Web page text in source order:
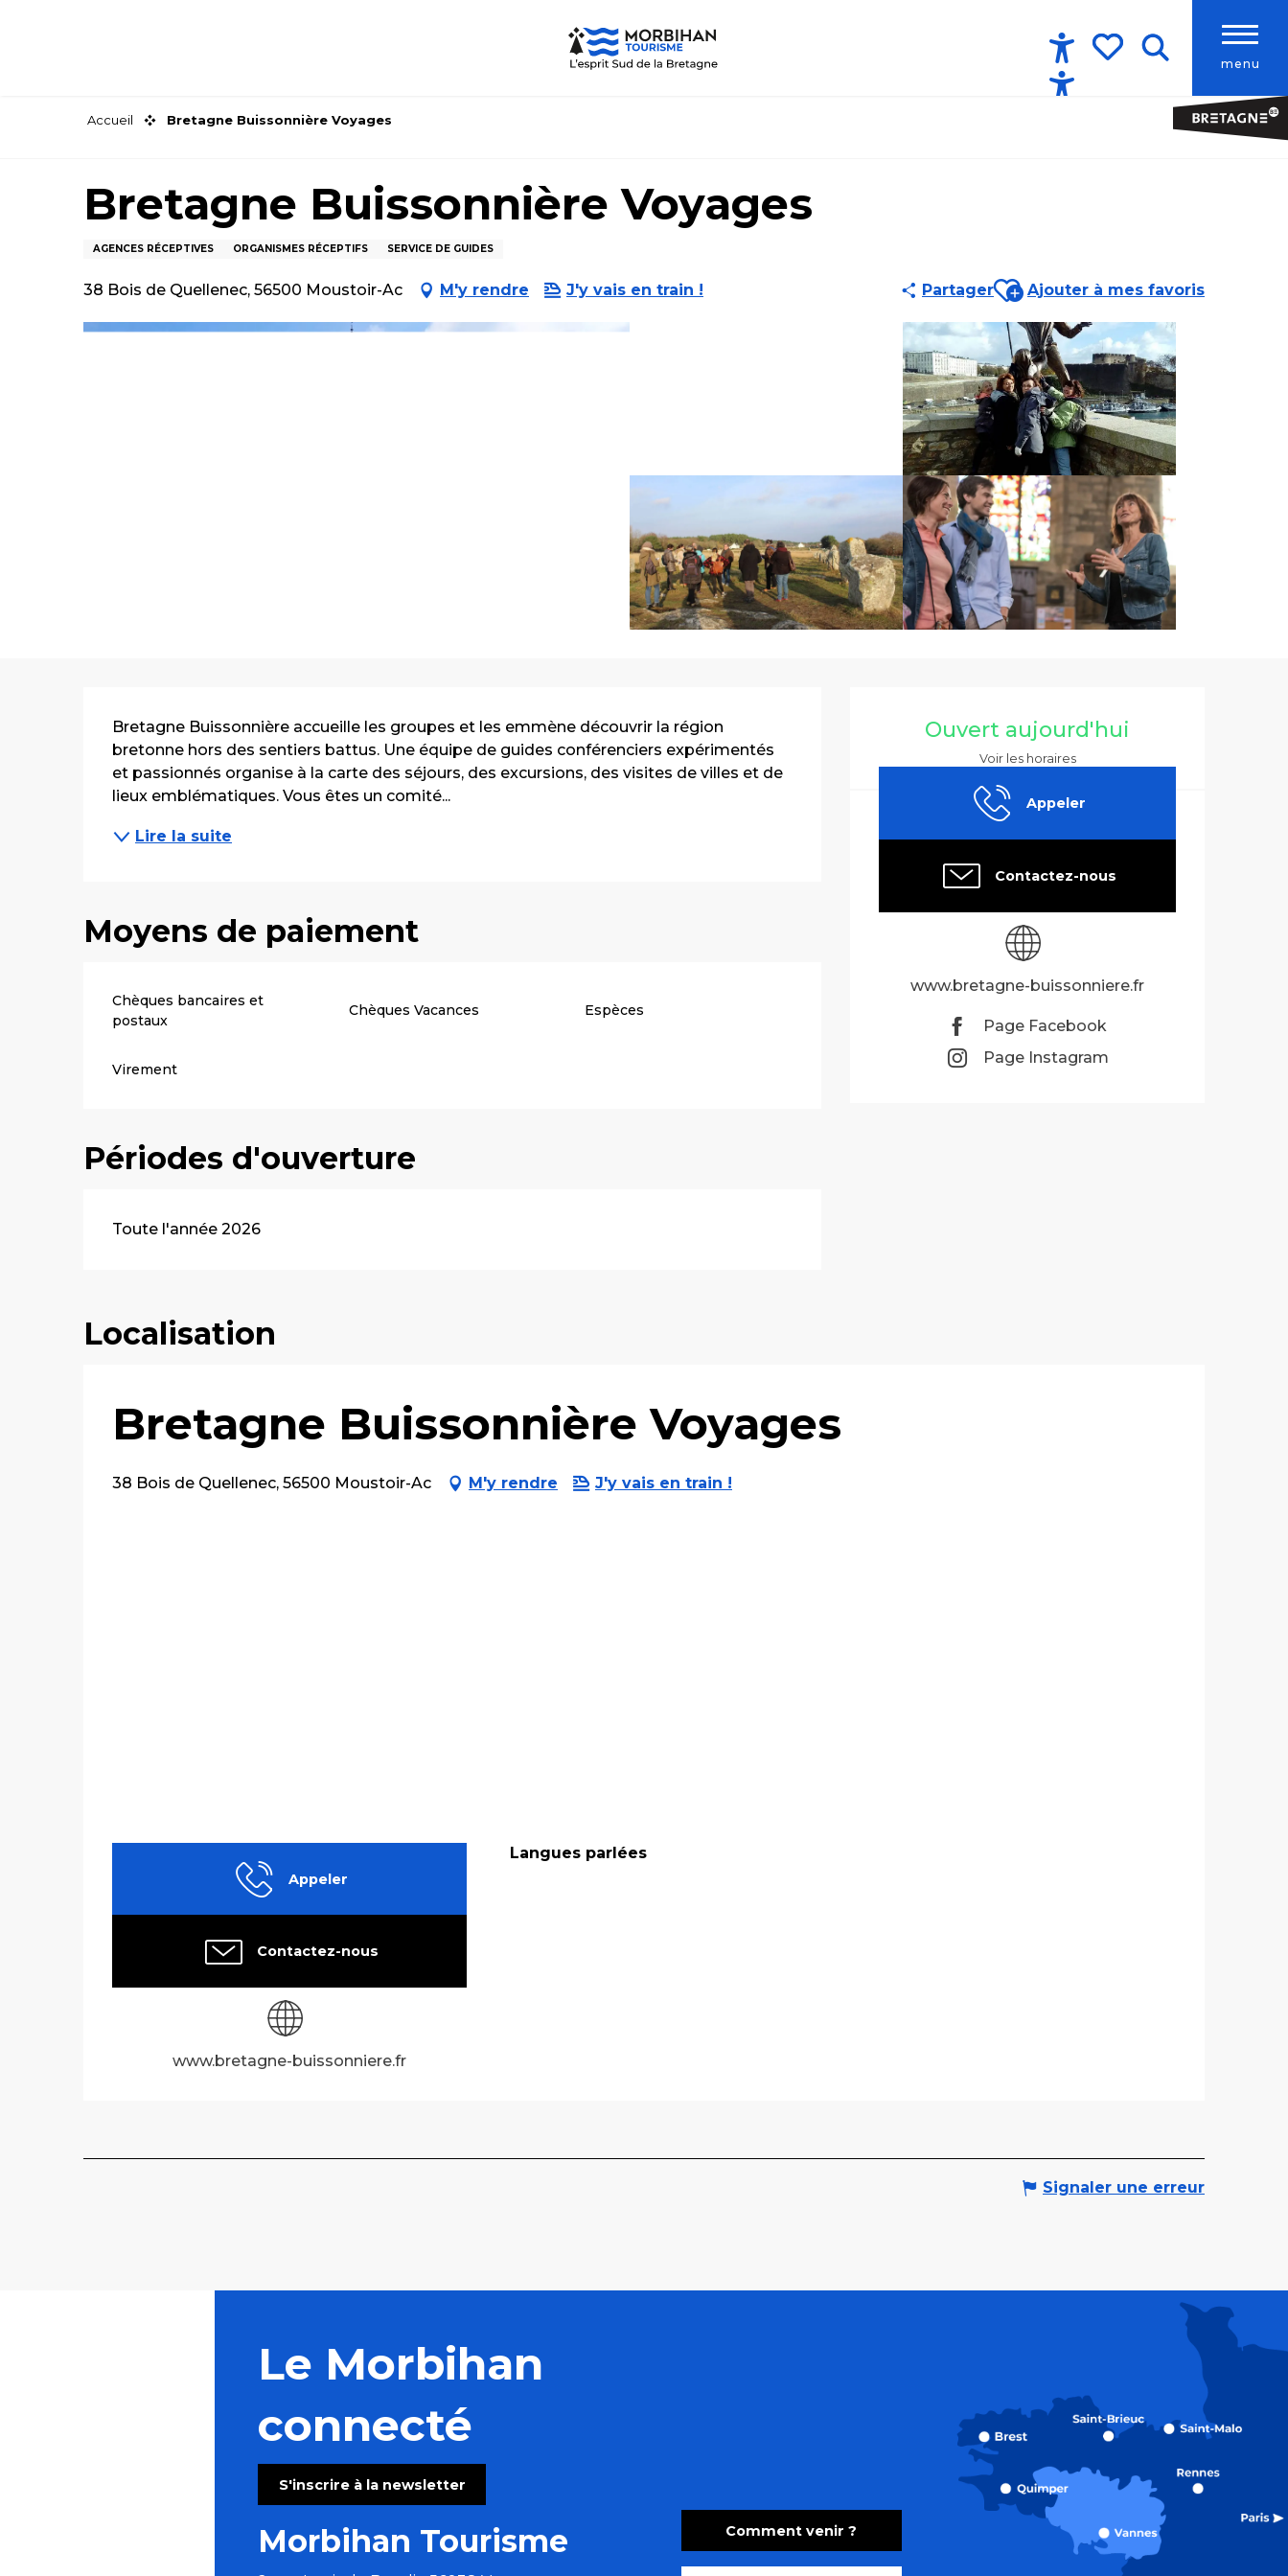
menu
Accessibilité
Accueil Bretagne Buissonnière Voyages
Bretagne Buissonnière Voyages
AGENCES RÉCEPTIVES ORGANISMES RÉCEPTIFS SERVICE DE GUIDES
38 Bois de Quellenec, 56500 Moustoir-Ac M'y rendre J'y vais en train ! PartagerAjouter aux favoris
Ajouter à mes favoris
Ouverture et
Ouvert aujourd'hui
Voir les horaires
Appeler
Contactez-nous
www.bretagne-buissonniere.fr
Page Facebook
Page Instagram
Description
Bretagne Buissonnière accueille les groupes et les emmène découvrir la région
bretonne hors des sentiers battus. Une équipe de guides conférenciers expérimentés
et passionnés organise à la carte des séjours, des excursions, des visites de villes et de
lieux emblématiques. Vous êtes un comité...
Lire la suite
Moyens de paiement
Chèques bancaires et
postaux
Chèques Vacances Espèces
Virement
Périodes d'ouverture
Toute l'année 2026
Localisation
Bretagne Buissonnière Voyages
38 Bois de Quellenec, 56500 Moustoir-Ac M'y rendre J'y vais en train !
Appeler
Contactez-nous
www.bretagne-buissonniere.fr
Langues parlées
Langues parlées
Signaler une erreur
Le Morbihan
connecté
S'inscrire à la newsletter
Morbihan Tourisme Comment venir ?